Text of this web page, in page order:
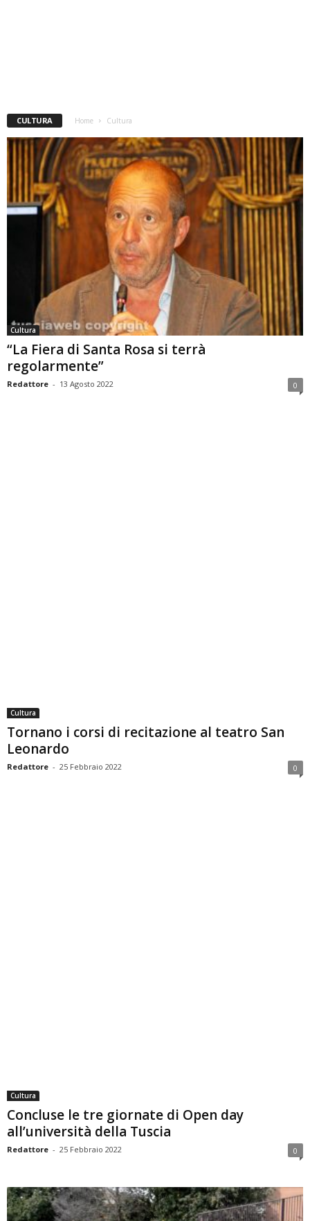
CULTURA Home Cultura
Cultura
“La Fiera di Santa Rosa si terrà
regolarmente”
Redattore - 13 Agosto 2022 0
Cultura
Tornano i corsi di recitazione al teatro San
Leonardo
Redattore - 25 Febbraio 2022 0
Cultura
Concluse le tre giornate di Open day
all’università della Tuscia
Redattore - 25 Febbraio 2022 0